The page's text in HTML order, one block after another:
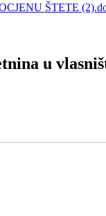
u